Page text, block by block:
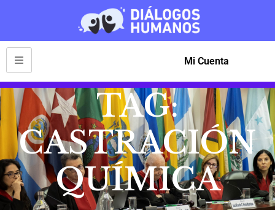
Mi Cuenta
TAG:
CASTRACIÓN
QUÍMICA